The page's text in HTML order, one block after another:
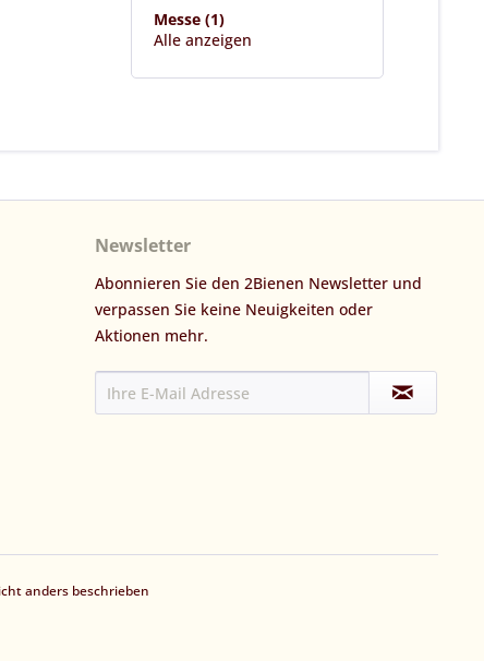
Messe (1)
Alle anzeigen
Newsletter
Abonnieren Sie den 2Bienen Newsletter und
verpassen Sie keine Neuigkeiten oder
Aktionen mehr.
anders beschrieben